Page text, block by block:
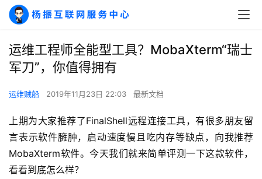
运维工程师全能型工具？MobaXterm“瑞士
军刀”，你值得拥有
运维贼船 2019年11月23日 22:03 最新文档
上期为大家推荐了FinalShell远程连接工具，有很多朋友留
言表示软件臃肿，启动速度慢且吃内存等缺点，向我推荐
MobaXterm软件。今天我们就来简单评测一下这款软件，
看看到底怎么样？